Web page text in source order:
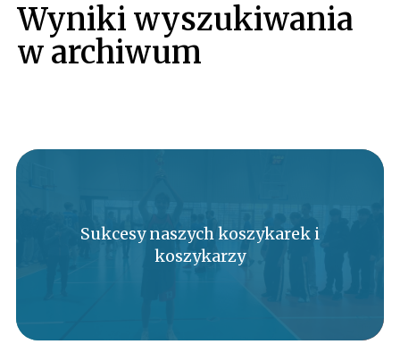
Wyniki wyszukiwania
w archiwum
Sukcesy naszych koszykarek i
koszykarzy